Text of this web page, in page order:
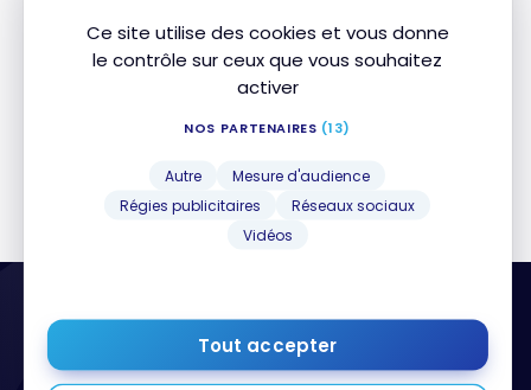
Ce site utilise des cookies et vous donne
le contrôle sur ceux que vous souhaitez
activer
NOS PARTENAIRES (13)
Autre
Mesure d'audience
Régies publicitaires
Réseaux sociaux
Vidéos
Tout accepter
Avis : Hilton Homewood Suites Mont Tremblant |
12 novembre 2023